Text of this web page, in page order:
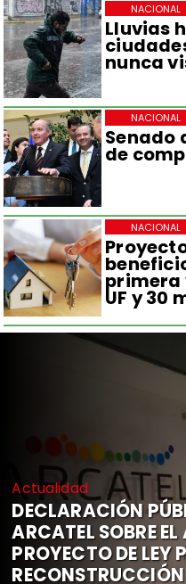
Lluvias
nunca
NACIONAL
Senado
de
NACIONAL
primera
UF y 30
NACIONAL
Actualidad
DECLARACIÓN
ARCATEL SOBRE
PROYECTO DE LEY